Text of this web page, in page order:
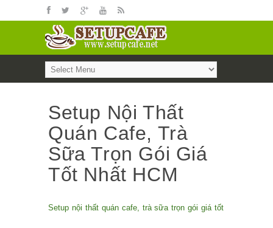
Setup Nội Thất
Quán Cafe, Trà
Sữa Trọn Gói Giá
Tốt Nhất HCM
Setup nội thất quán cafe, trà sữa trọn gói giá tốt